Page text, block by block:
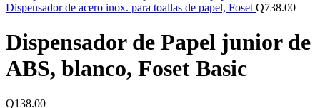
Dispensador de acero inox. para toallas de papel, Foset Q738.00
Dispensador de Papel junior de
ABS, blanco, Foset Basic
Q138.00